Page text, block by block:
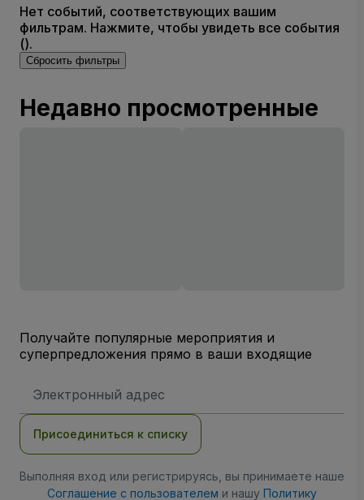
Нет событий, соответствующих вашим
фильтрам. Нажмите, чтобы увидеть все события
().
Сбросить фильтры
Недавно просмотренные
Получайте популярные мероприятия и
суперпредложения прямо в ваши входящие
электронной
Присоединиться к списку
Выполняя вход или регистрируясь, вы принимаете наше
Соглашение с пользователем и нашу Политику